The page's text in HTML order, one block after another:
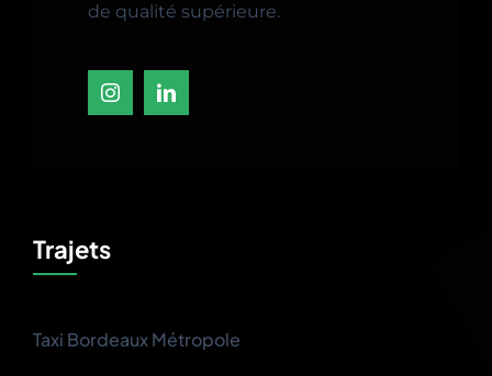
de qualité supérieure.
Trajets
Taxi Bordeaux Métropole